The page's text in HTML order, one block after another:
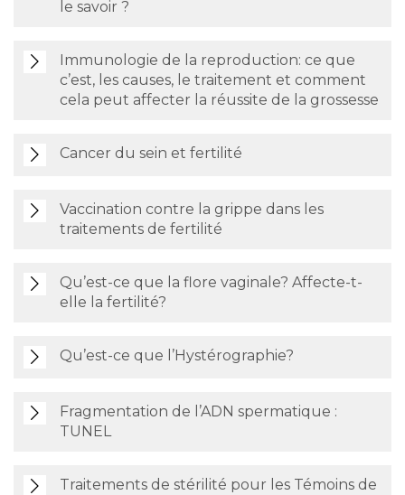
le savoir ?
Immunologie de la reproduction: ce que
c’est, les causes, le traitement et comment
cela peut affecter la réussite de la grossesse
Cancer du sein et fertilité
Vaccination contre la grippe dans les
traitements de fertilité
Qu’est-ce que la flore vaginale? Affecte-t-
elle la fertilité?
Qu’est-ce que l’Hystérographie?
Fragmentation de l’ADN spermatique :
TUNEL
Traitements de stérilité pour les Témoins de